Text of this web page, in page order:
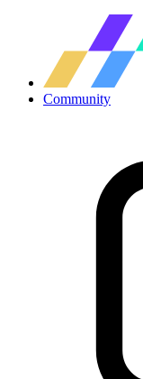
Community